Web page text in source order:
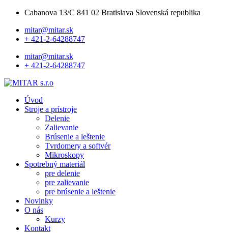
Cabanova 13/C 841 02 Bratislava Slovenská republika
mitar@mitar.sk
+ 421-2-64288747
mitar@mitar.sk
+ 421-2-64288747
Úvod
Stroje a prístroje
Delenie
Zalievanie
Brúsenie a leštenie
Tvrdomery a softvér
Mikroskopy
Spotrebný materiál
pre delenie
pre zalievanie
pre brúsenie a leštenie
Novinky
O nás
Kurzy
Kontakt